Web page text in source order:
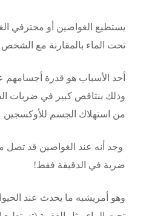
يستطيع الغواصين أو محترفي
تحت الماء بالمقارنة مع الشخص
أحد الأسباب هو قدرة أجسامهم
وذلك بنتاقص كبير في ضربات
من استهلاك الجسم للأوكسجين
ضربة في الدقيقة فقط!
وهو أمريشبه ما يحدث عند